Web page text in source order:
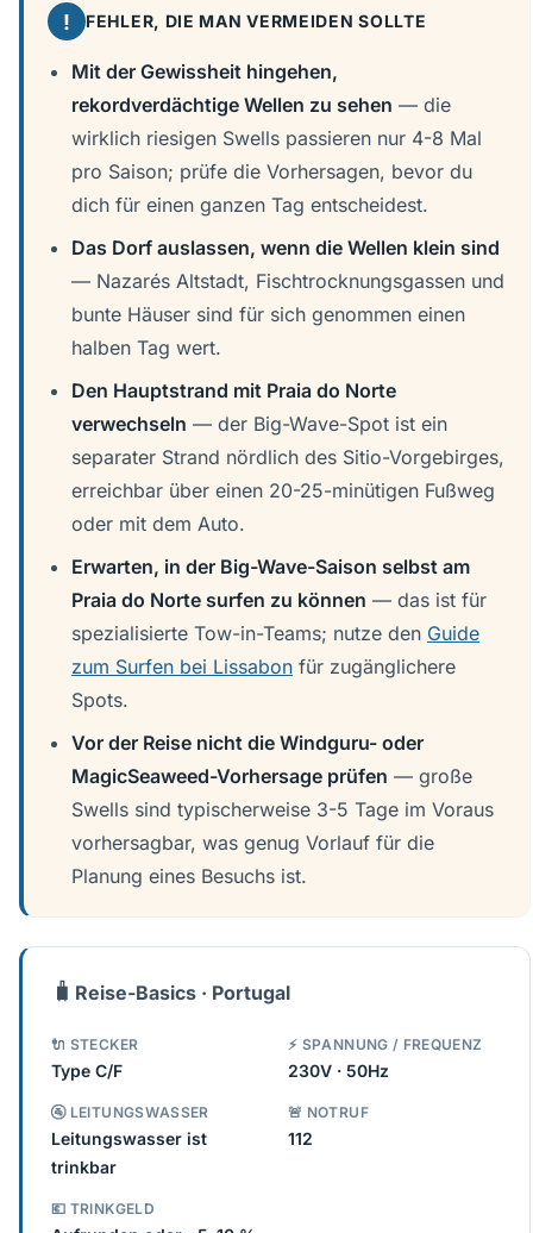
! FEHLER, DIE MAN VERMEIDEN SOLLTE
Mit der Gewissheit hingehen,
rekordverdächtige Wellen zu sehen — die
wirklich riesigen Swells passieren nur 4-8 Mal
pro Saison; prüfe die Vorhersagen, bevor du
dich für einen ganzen Tag entscheidest.
Das Dorf auslassen, wenn die Wellen klein sind
— Nazarés Altstadt, Fischtrocknungsgassen und
bunte Häuser sind für sich genommen einen
halben Tag wert.
Den Hauptstrand mit Praia do Norte
verwechseln — der Big-Wave-Spot ist ein
separater Strand nördlich des Sitio-Vorgebirges,
erreichbar über einen 20-25-minütigen Fußweg
oder mit dem Auto.
Erwarten, in der Big-Wave-Saison selbst am
Praia do Norte surfen zu können — das ist für
spezialisierte Tow-in-Teams; nutze den Guide
zum Surfen bei Lissabon für zugänglichere
Spots.
Vor der Reise nicht die Windguru- oder
MagicSeaweed-Vorhersage prüfen — große
Swells sind typischerweise 3-5 Tage im Voraus
vorhersagbar, was genug Vorlauf für die
Planung eines Besuchs ist.
🧳 Reise-Basics · Portugal
🔌 STECKER
Type C/F
⚡ SPANNUNG / FREQUENZ
230V · 50Hz
🚰 LEITUNGSWASSER
Leitungswasser ist
trinkbar
🚨 NOTRUF
112
💶 TRINKGELD